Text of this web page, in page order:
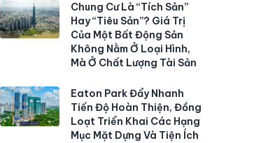
Chung Cư Là “Tích Sản”
Hay “Tiêu Sản”? Giá Trị
Của Một Bất Động Sản
Không Nằm Ở Loại Hình,
Mà Ở Chất Lượng Tài Sản
Eaton Park Đẩy Nhanh
Tiến Độ Hoàn Thiện, Đồng
Loạt Triển Khai Các Hạng
Mục Mặt Dựng Và Tiện Ích